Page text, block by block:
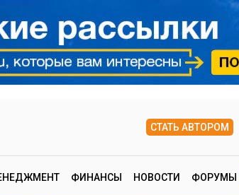
СТАТЬ АВТОРОМ
ФИНАНСЫ НОВОСТИ ФОРУМЫ